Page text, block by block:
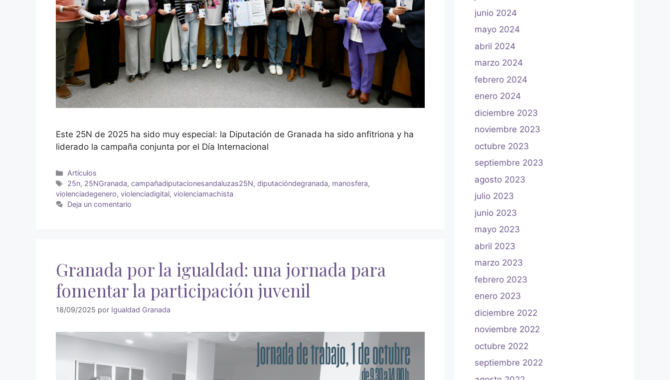
Este 25N de 2025 ha sido muy especial: la Diputación de Granada ha sido anfitriona y ha
liderado la campaña conjunta por el Día Internacional
Artículos
25n, 25NGranada,campañadiputacionesandaluzas25N,diputacióndegranada, manosfera,
violenciadegenero, violenciadigital, violenciamachista
Deja un comentario
Granada por la igualdad: una jornada para
fomentar la participación juvenil
18/09/2025 por Igualdad Granada
junio 2024
mayo 2024
abril 2024
marzo 2024
febrero 2024
enero 2024
diciembre 2023
noviembre 2023
octubre 2023
septiembre 2023
agosto 2023
julio 2023
junio 2023
mayo 2023
abril 2023
marzo 2023
febrero 2023
enero 2023
diciembre 2022
noviembre 2022
octubre 2022
septiembre 2022